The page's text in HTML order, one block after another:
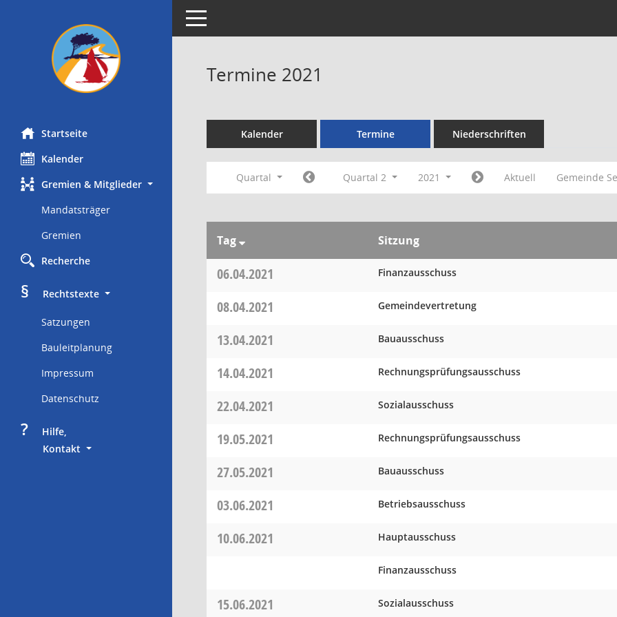
Startseite
Kalender
Gremien & Mitglieder
Mandatsträger
Gremien
Recherche
§
     Rechtstexte
Satzungen
Bauleitplanung
Impressum
Datenschutz
?
     Hilfe,
Kontakt
Toggle navigation
Termine 2021
Kalender Termine Niederschriften
Quartal Quartal 2 2021 Aktuell Gemeinde
Tag Sitzung
06.04.2021 Finanzausschuss
08.04.2021 Gemeindevertretung
13.04.2021 Bauausschuss
14.04.2021 Rechnungsprüfungsausschuss
22.04.2021 Sozialausschuss
19.05.2021 Rechnungsprüfungsausschuss
27.05.2021 Bauausschuss
03.06.2021 Betriebsausschuss
10.06.2021 Hauptausschuss
Finanzausschuss
15.06.2021 Sozialausschuss